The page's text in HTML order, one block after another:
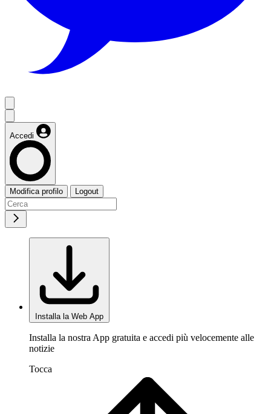
Accedi
Modifica profilo Logout
Installa la Web App
Installa la nostra App gratuita e accedi più velocemente alle
notizie
Tocca